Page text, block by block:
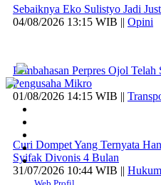
Sebaiknya Eko Sulistyo Jadi
04/08/2026 13:15 WIB || Opini
Pembahasan Perpres Ojol
Pengusaha Mikro
01/08/2026 14:15 WIB ||
Curi Dompet Yang Ternyata
Syifak Divonis 4 Bulan
31/07/2026 10:44 WIB || Hukum